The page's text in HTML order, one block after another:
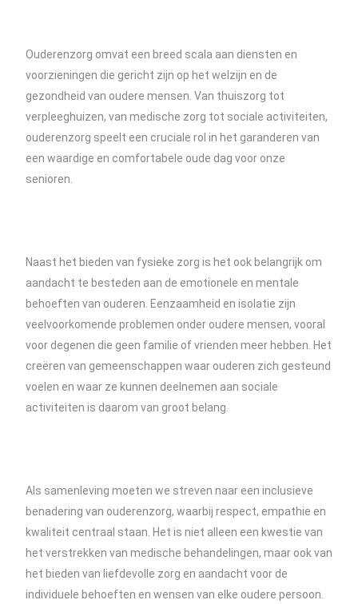
Ouderenzorg omvat een breed scala aan diensten en
voorzieningen die gericht zijn op het welzijn en de
gezondheid van oudere mensen. Van thuiszorg tot
verpleeghuizen, van medische zorg tot sociale activiteiten,
ouderenzorg speelt een cruciale rol in het garanderen van
een waardige en comfortabele oude dag voor onze
senioren.
Naast het bieden van fysieke zorg is het ook belangrijk om
aandacht te besteden aan de emotionele en mentale
behoeften van ouderen. Eenzaamheid en isolatie zijn
veelvoorkomende problemen onder oudere mensen, vooral
voor degenen die geen familie of vrienden meer hebben. Het
creëren van gemeenschappen waar ouderen zich gesteund
voelen en waar ze kunnen deelnemen aan sociale
activiteiten is daarom van groot belang.
Als samenleving moeten we streven naar een inclusieve
benadering van ouderenzorg, waarbij respect, empathie en
kwaliteit centraal staan. Het is niet alleen een kwestie van
het verstrekken van medische behandelingen, maar ook van
het bieden van liefdevolle zorg en aandacht voor de
individuele behoeften en wensen van elke oudere persoon.